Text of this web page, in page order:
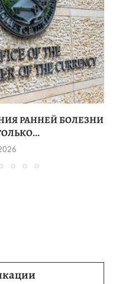
РАННЕЙ БОЛЕЗНИ